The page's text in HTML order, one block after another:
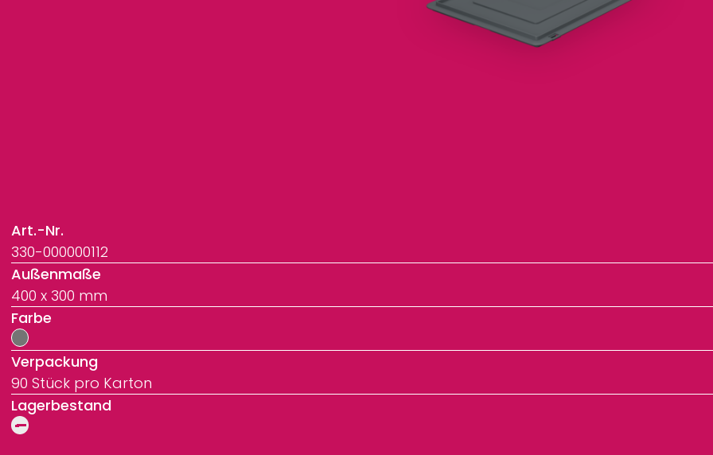
Art.-Nr.
330-000000112
Außenmaße
400 x 300 mm
Farbe
Verpackung
90 Stück pro Karton
Lagerbestand